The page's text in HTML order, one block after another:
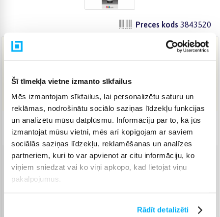
Šī tīmekļa vietne izmanto sīkfailus
Mēs izmantojam sīkfailus, lai personalizētu saturu un
reklāmas, nodrošinātu sociālo saziņas līdzekļu funkcijas
un analizētu mūsu datplūsmu. Informāciju par to, kā jūs
izmantojat mūsu vietni, mēs arī kopīgojam ar saviem
sociālās saziņas līdzekļu, reklamēšanas un analīzes
partneriem, kuri to var apvienot ar citu informāciju, ko
viņiem sniedzat vai ko viņi apkopo, kad lietojat viņu
pakalpojumus.
Rādīt detalizēti
Preces kods 3843520
Venipak pakomāts (2,99 €)
Augusts 11d. - Augusts 12d.